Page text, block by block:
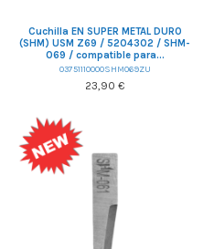
Cuchilla EN SUPER METAL DURO
(SHM) USM Z69 / 5204302 / SHM-
069 / compatible para...
03751110000SHM069ZU
23,90 €